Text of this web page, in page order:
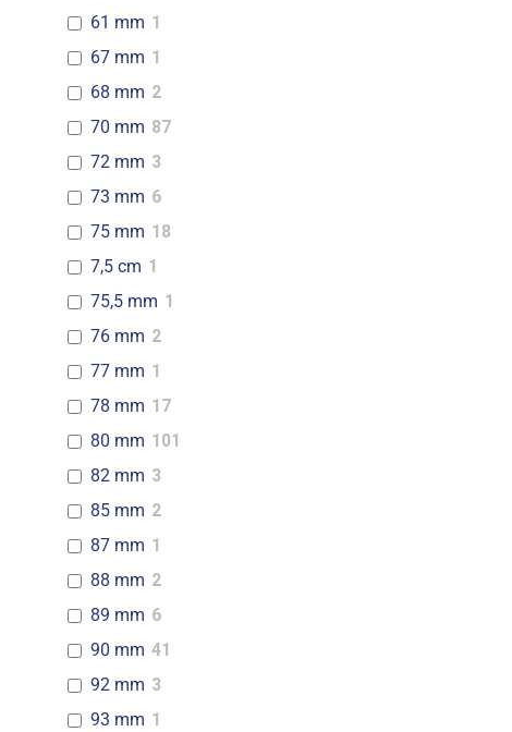
61 mm 1
67 mm 1
68 mm 2
70 mm 87
72 mm 3
73 mm 6
75 mm 18
7,5 cm 1
75,5 mm 1
76 mm 2
77 mm 1
78 mm 17
80 mm 101
82 mm 3
85 mm 2
87 mm 1
88 mm 2
89 mm 6
90 mm 41
92 mm 3
93 mm 1